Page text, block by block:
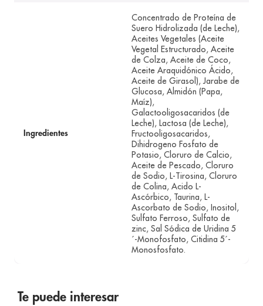
Ingredientes
Concentrado de Proteína de
Suero Hidrolizada (de Leche),
Aceites Vegetales (Aceite
Vegetal Estructurado, Aceite
de Colza, Aceite de Coco,
Aceite Araquidónico Ácido,
Aceite de Girasol), Jarabe de
Glucosa, Almidón (Papa,
Maíz),
Galactooligosacaridos (de
Leche), Lactosa (de Leche),
Fructooligosacaridos,
Dihidrogeno Fosfato de
Potasio, Cloruro de Calcio,
Aceite de Pescado, Cloruro
de Sodio, L-Tirosina, Cloruro
de Colina, Acido L-
Ascórbico, Taurina, L-
Ascorbato de Sodio, Inositol,
Sulfato Ferroso, Sulfato de
zinc, Sal Sódica de Uridina 5
´-Monofosfato, Citidina 5´-
Monosfosfato.
Te puede interesar